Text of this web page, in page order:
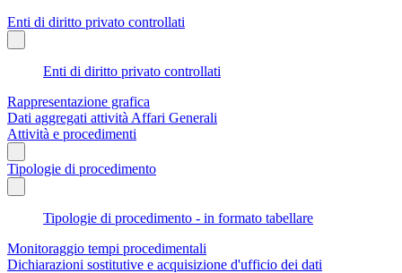
Enti di diritto privato controllati
Enti di diritto privato controllati
Rappresentazione grafica
Dati aggregati attività Affari Generali
Attività e procedimenti
Tipologie di procedimento
Tipologie di procedimento - in formato tabellare
Monitoraggio tempi procedimentali
Dichiarazioni sostitutive e acquisizione d'ufficio dei dati